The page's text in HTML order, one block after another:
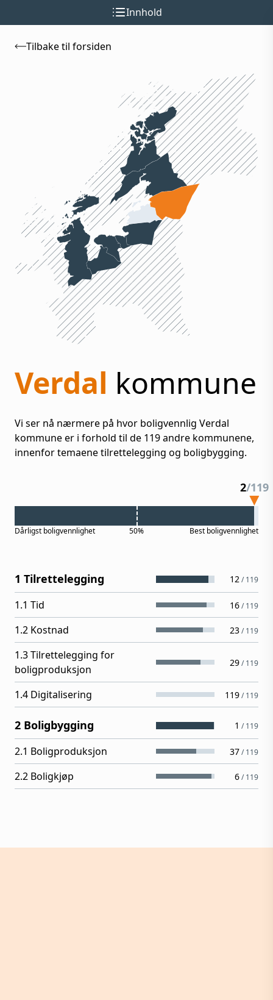
Tilbake til forsiden
Verdal kommune
Vi ser nå nærmere på hvor boligvennlig Verdal
kommune er i forhold til de 119andre kommunene,
innenfor temaene tilrettelegging og boligbygging.
2/119
Dårligst boligvennlighet 50% Best boligvennlighet
1 Tilrettelegging 12/119
1.1 Tid 16/119
1.2 Kostnad 23/119
1.3 Tilrettelegging for
boligproduksjon
29/119
1.4 Digitalisering 119/119
2 Boligbygging 1 /119
2.1 Boligproduksjon 37/119
2.2 Boligkjøp 6/119
Innhold